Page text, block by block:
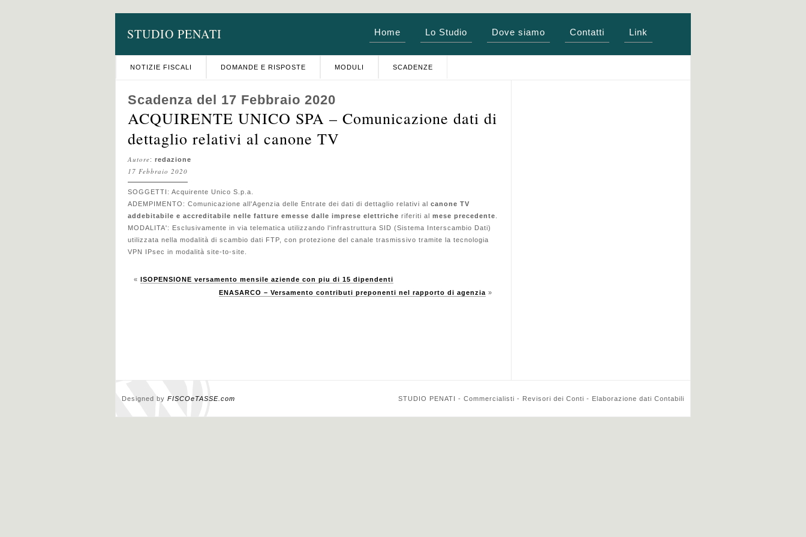
STUDIO PENATI Home Lo Studio Dove siamo Contatti Link
NOTIZIE FISCALI DOMANDE E RISPOSTE MODULI SCADENZE
Scadenza del 17 Febbraio 2020
ACQUIRENTE UNICO SPA – Comunicazione dati di
dettaglio relativi al canone TV
Autore: redazione
17 Febbraio 2020
SOGGETTI: Acquirente Unico S.p.a.
ADEMPIMENTO: Comunicazione all'Agenzia delle Entrate dei dati di dettaglio relativi al canone TV
addebitabile e accreditabile nelle fatture emesse dalle imprese elettriche riferiti al mese precedente
MODALITA': Esclusivamente in via telematica utilizzando l'infrastruttura SID (Sistema Interscambio Dati)
utilizzata nella modalità di scambio dati FTP, con protezione del canale trasmissivo tramite la tecnologia
VPN IPsec in modalità site-to-site.
« ISOPENSIONE versamento mensile aziende con piu di 15 dipendenti
ENASARCO – Versamento contributi preponenti nel rapporto di agenzia »
Designed by FISCOeTASSE.com STUDIO PENATI - Commercialisti - Revisori dei Conti - Elaborazione dati Contabili